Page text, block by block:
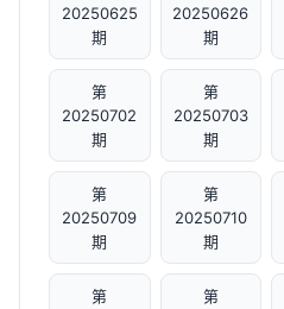
20250625
期
20250626
期
第
20250702
期
第
20250703
期
第
20250709
期
第
20250710
期
第
第